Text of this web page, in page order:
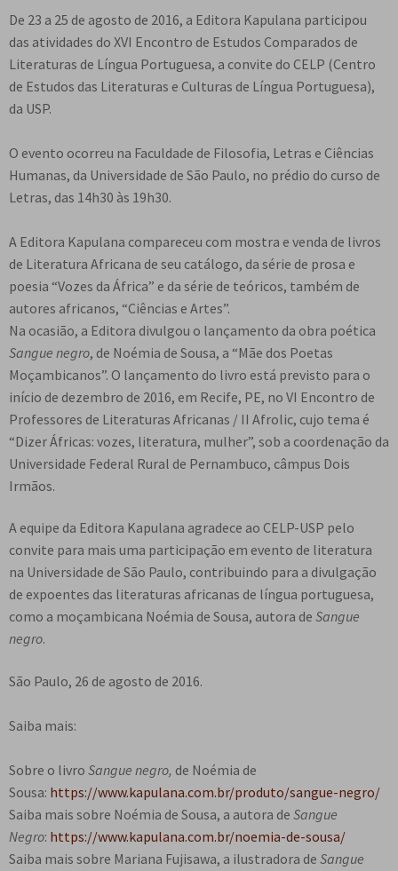
e
n
t
e
De 23 a 25 de agosto de 2016, a Editora Kapulana participou
das atividades do XVI Encontro de Estudos Comparados de
Literaturas de Língua Portuguesa, a convite do CELP (Centro
de Estudos das Literaturas e Culturas de Língua Portuguesa),
da USP.
O evento ocorreu na Faculdade de Filosofia, Letras e Ciências
Humanas, da Universidade de São Paulo, no prédio do curso de
Letras, das 14h30 às 19h30.
A Editora Kapulana compareceu com mostra e venda de livros
de Literatura Africana de seu catálogo, da série de prosa e
poesia “Vozes da África” e da série de teóricos, também de
autores africanos, “Ciências e Artes”.
Na ocasião, a Editora divulgou o lançamento da obra poética
Sangue negro, de Noémia de Sousa, a “Mãe dos Poetas
Moçambicanos”. O lançamento do livro está previsto para o
início de dezembro de 2016, em Recife, PE, no VI Encontro de
Professores de Literaturas Africanas / II Afrolic, cujo tema é
“Dizer Áfricas: vozes, literatura, mulher”, sob a coordenação da
Universidade Federal Rural de Pernambuco, câmpus Dois
Irmãos.
A equipe da Editora Kapulana agradece ao CELP-USP pelo
convite para mais uma participação em evento de literatura
na Universidade de São Paulo, contribuindo para a divulgação
de expoentes das literaturas africanas de língua portuguesa,
como a moçambicana Noémia de Sousa, autora de Sangue
negro.
São Paulo, 26 de agosto de 2016.
Saiba mais:
Sobre o livro Sangue negro, de Noémia de
Sousa: https://www.kapulana.com.br/produto/sangue-negro/
Saiba mais sobre Noémia de Sousa, a autora de Sangue
Negro: https://www.kapulana.com.br/noemia-de-sousa/
Saiba mais sobre Mariana Fujisawa, a ilustradora de Sangue